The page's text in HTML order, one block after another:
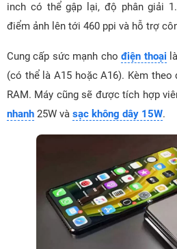
inch có thể gập lại, độ phân giải
điểm ảnh lên tới 460 ppi và hỗ trợ
Cung cấp sức mạnh chođiện thoại
(có thể là A15 hoặc A16). Kèm theo
RAM. Máy cũng sẽ được tích hợp
nhanh 25W và sạc không dây 15W.